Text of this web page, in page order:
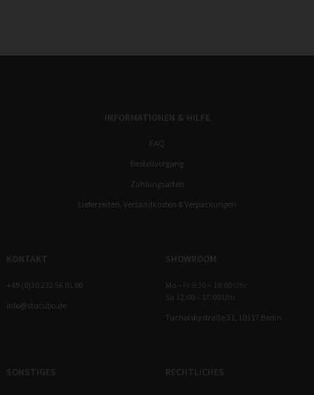
INFORMATIONEN & HILFE
FAQ
Bestellvorgang
Zahlungsarten
Lieferzeiten, Versandkosten & Verpackungen
KONTAKT
+49 (0)30 232 56 01 80
info@stocubo.de
SHOWROOM
Mo – Fr 9:30 – 18:00 Uhr
Sa 12:00 – 17:00 Uhr
Tucholskystraße 31, 10117 Berlin
SONSTIGES RECHTLICHES